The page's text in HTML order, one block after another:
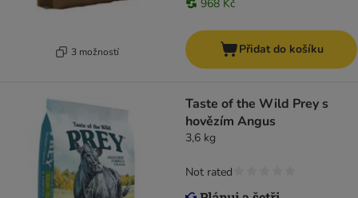
3 možností
968 Kč
Přidat do košíku
Taste of the Wild Prey s
hovězím Angus
3,6 kg
Not rated